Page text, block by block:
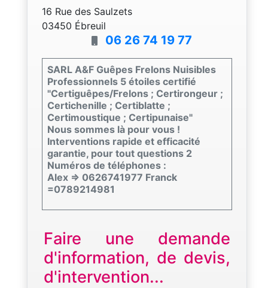
16 Rue des Saulzets
03450 Ébreuil
06 26 74 19 77
SARL A&F Guêpes Frelons Nuisibles
Professionnels 5 étoiles certifié
"Certiguêpes/Frelons ; Certirongeur ;
Certichenille ; Certiblatte ;
Certimoustique ; Certipunaise"
Nous sommes là pour vous !
Interventions rapide et efficacité
garantie, pour tout questions 2
Numéros de téléphones :
Alex => 0626741977 Franck
=0789214981
Faire une demande
d'information, de devis,
d'intervention...